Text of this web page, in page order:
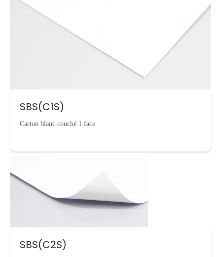
SBS(C1S)
Carton blanc couché 1 face
SBS(C2S)